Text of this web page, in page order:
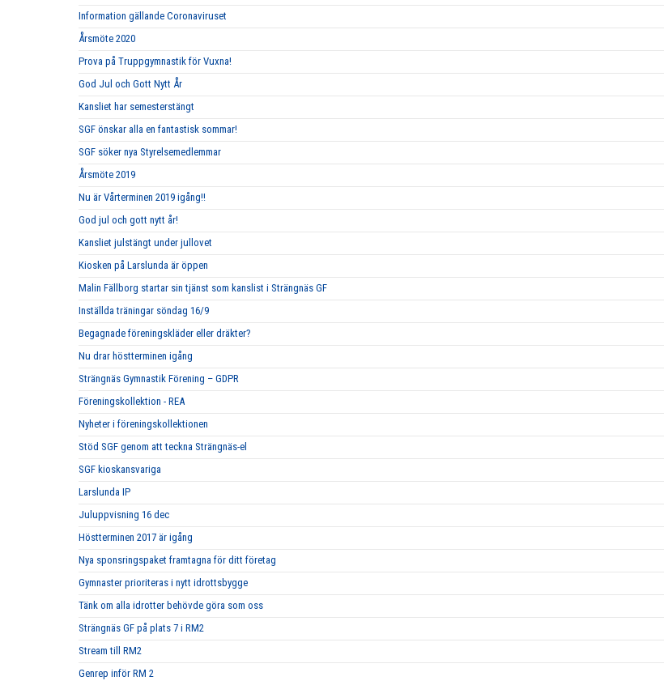
Information gällande Coronaviruset
Årsmöte 2020
Prova på Truppgymnastik för Vuxna!
God Jul och Gott Nytt År
Kansliet har semesterstängt
SGF önskar alla en fantastisk sommar!
SGF söker nya Styrelsemedlemmar
Årsmöte 2019
Nu är Vårterminen 2019 igång!!
God jul och gott nytt år!
Kansliet julstängt under jullovet
Kiosken på Larslunda är öppen
Malin Fällborg startar sin tjänst som kanslist i Strängnäs GF
Inställda träningar söndag 16/9
Begagnade föreningskläder eller dräkter?
Nu drar höstterminen igång
Strängnäs Gymnastik Förening – GDPR
Föreningskollektion - REA
Nyheter i föreningskollektionen
Stöd SGF genom att teckna Strängnäs-el
SGF kioskansvariga
Larslunda IP
Juluppvisning 16 dec
Höstterminen 2017 är igång
Nya sponsringspaket framtagna för ditt företag
Gymnaster prioriteras i nytt idrottsbygge
Tänk om alla idrotter behövde göra som oss
Strängnäs GF på plats 7 i RM2
Stream till RM2
Genrep inför RM 2